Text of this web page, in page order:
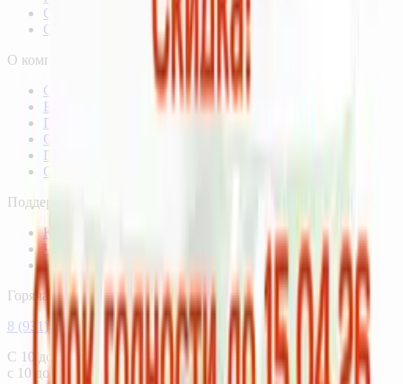
Спортпитание
От стресса
О компании
О нас
Блог
Партнёрам
Сертификаты качества
Пользовательское соглашение
Согласие на обработку данных
Поддержка
Контакты
Частые вопросы
Мои заказы
Горячая линия
8 (931) 000-29-97
С 10 до 19 (пн.–пт.),
с 10 до 16 (сб.–вс.) по Москве